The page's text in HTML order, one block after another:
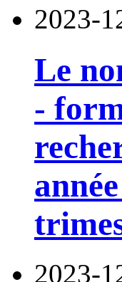
2023-
Le
-
2023-